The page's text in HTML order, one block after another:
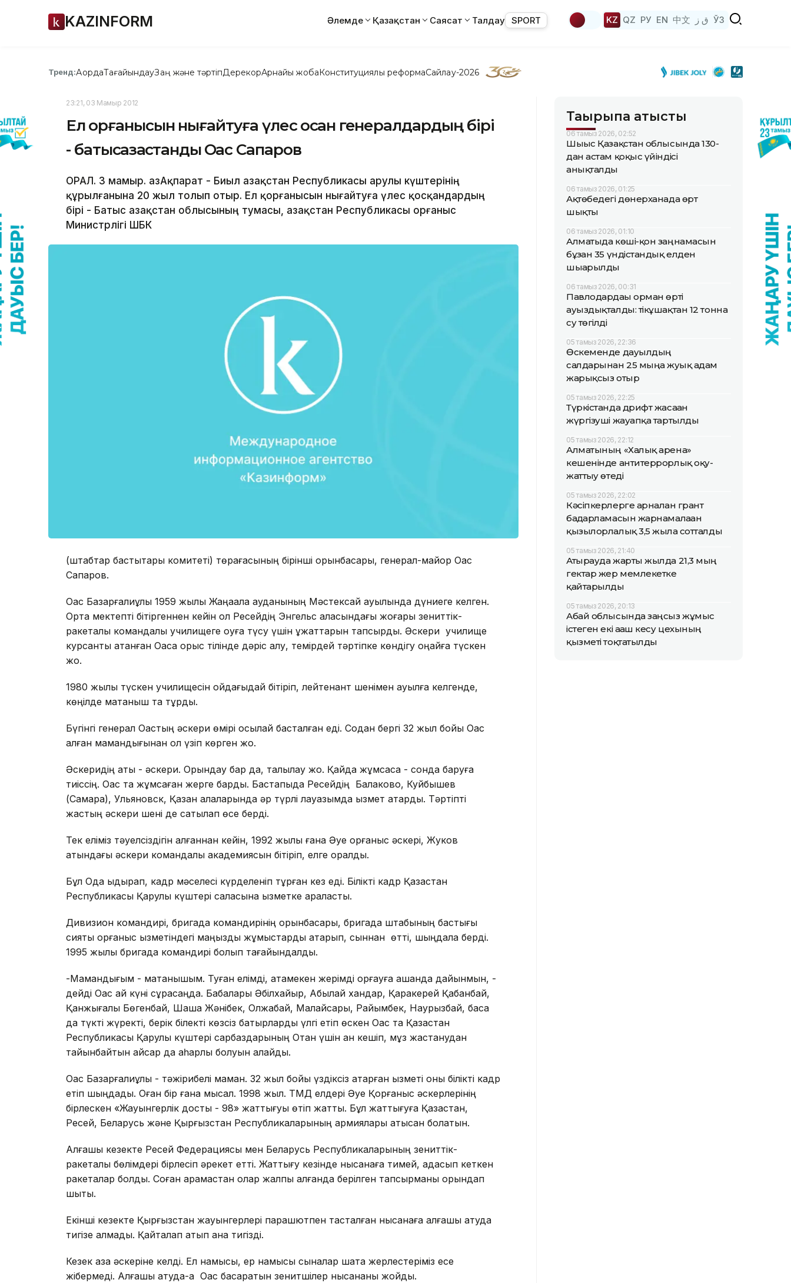
KAZINFORM Әлемде Қазақстан Саясат Талдау SPORT KZ QZ РУ EN 中文 ق ز ЎЗ
Тренд:АқордаТағайындауЗаң және тәртіпДерекқорАрнайы жобаКонституциялық реформаСайлау-2026
23:21, 03 Мамыр 2012
Ел қорғанысын нығайтуға үлес қосқан генералдардың бірі
- батысқазақстандық Оқас Сапаров
ОРАЛ. 3 мамыр. ҚазАқпарат - Биыл Қазақстан Республикасы Қарулы күштерінің
құрылғанына 20 жыл толып отыр. Ел қорғанысын нығайтуға үлес қосқандардың
бірі - Батыс Қазақстан облысының тумасы, Қазақстан Республикасы Қорғаныс
Министрлігі ШБК
(штабтар бастықтары комитеті) төрағасының бірінші орынбасары, генерал-майор Оқас
Сапаров.
Оқас Базарғалиұлы 1959 жылы Жаңақала ауданының Мәстексай ауылында дүниеге келген.
Орта мектепті бітіргеннен кейін ол Ресейдің Энгельс қаласындағы жоғары зениттік-
ракеталық командалық училищеге оқуға түсу үшін құжаттарын тапсырды. Әскери училище
курсанты атанған Оқасқа орыс тілінде дәріс алу, темірдей тәртіпке көндігу оңайға түскен
жоқ.
1980 жылы түскен училищесін ойдағыдай бітіріп, лейтенант шенімен ауылға келгенде,
көңілде мақтаныш та тұрды.
Бүгінгі генерал Оқастың әскери өмірі осылай басталған еді. Содан бергі 32 жыл бойы Оқас
алған мамандығынан қол үзіп көрген жоқ.
Әскеридің аты - әскери. Орындау бар да, талқылау жоқ. Қайда жұмсаса - сонда баруға
тиіссің. Оқас та жұмсаған жерге барды. Бастапқыда Ресейдің Балаково, Куйбышев
(Самара), Ульяновск, Қазан қалаларында әр түрлі лауазымда қызмет атқарды. Тәртіпті
жастың әскери шені де сатылап өсе берді.
Тек еліміз тәуелсіздігін алғаннан кейін, 1992 жылы ғана Әуе қорғаныс әскері, Жуков
атындағы әскери командалық академиясын бітіріп, елге оралды.
Бұл Одақ ыдырап, кадр мәселесі күрделеніп тұрған кез еді. Білікті кадр Қазақстан
Республикасы Қарулы күштері саласына қызметке араласты.
Дивизион командирі, бригада командирінің орынбасары, бригада штабының бастығы
сияқты қорғаныс қызметіндегі маңызды жұмыстарды атқарып, сыннан өтті, шыңдала берді.
1995 жылы бригада командирі болып тағайындалды.
-Мамандығым - мақтанышым. Туған елімді, атамекен жерімді қорғауға қашанда дайынмын, -
дейді Оқас қай күні сұрасаңда. Бабалары Әбілхайыр, Абылай хандар, Қаракерей Қабанбай,
Қанжығалы Бөгенбай, Шақшақ Жәнібек, Олжабай, Малайсары, Райымбек, Наурызбай, басқа
да түкті жүректі, берік білекті көзсіз батырларды үлгі етіп өскен Оқас та Қазақстан
Республикасы Қарулы күштері сарбаздарының Отан үшін қан кешіп, мұз жастанудан
тайынбайтын қайсар да қаһарлы болуын қалайды.
Оқас Базарғалиұлы - тәжірибелі маман. 32 жыл бойы үздіксіз атқарған қызметі оны білікті кадр
етіп шыңдады. Оған бір ғана мысал. 1998 жыл. ТМД елдері Әуе Қорғаныс әскерлерінің
бірлескен «Жауынгерлік достық - 98» жаттығуы өтіп жатты. Бұл жаттығуға Қазақстан,
Ресей, Беларусь және Қырғызстан Республикаларының армиялары қатысқан болатын.
Алғашқы кезекте Ресей Федерациясы мен Беларусь Республикаларының зениттік-
ракеталық бөлімдері бірлесіп әрекет етті. Жаттығу кезінде нысанаға тимей, адасып кеткен
ракеталар болды. Соған қарамастан олар жалпы алғанда берілген тапсырманы орындап
шықты.
Екінші кезекте Қырғызстан жауынгерлері парашютпен тасталған нысанаға алғашқы атуда
тигізе алмады. Қайталап атып қана тигізді.
Кезек қазақ әскеріне келді. Ел намысы, ер намысы сыналар шақта жерлестеріміз есе
жібермеді. Алғашқы атуда-ақ Оқас басқаратын зенитшілер нысананы жойды.
Тақырыпқа қатысты
06 тамыз 2026, 02:52
Шығыс Қазақстан облысында 130-
дан астам қоқыс үйіндісі
анықталды
06 тамыз 2026, 01:25
Ақтөбедегі дөнерханада өрт
шықты
06 тамыз 2026, 01:10
Алматыда көші-қон заңнамасын
бұзған 35 үндістандық елден
шығарылды
06 тамыз 2026, 00:31
Павлодардағы орман өрті
ауыздықталды: тікұшақтан 12 тонна
су төгілді
05 тамыз 2026, 22:36
Өскеменде дауылдың
салдарынан 25 мыңға жуық адам
жарықсыз отыр
05 тамыз 2026, 22:25
Түркістанда дрифт жасаған
жүргізуші жауапқа тартылды
05 тамыз 2026, 22:12
Алматының «Халық арена»
кешенінде антитеррорлық оқу-
жаттығу өтеді
05 тамыз 2026, 22:02
Кәсіпкерлерге арналған грант
бағдарламасын жарнамалаған
қызылорлалық 3,5 жылға сотталды
05 тамыз 2026, 21:40
Атырауда жарты жылда 21,3 мың
гектар жер мемлекетке
қайтарылды
05 тамыз 2026, 20:13
Абай облысында заңсыз жұмыс
істеген екі ағаш кесу цехының
қызметі тоқтатылды